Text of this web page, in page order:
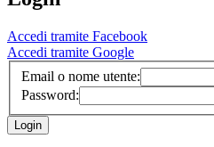
Accedi tramite Facebook
Accedi tramite Google
Email o nome utente:
Password: